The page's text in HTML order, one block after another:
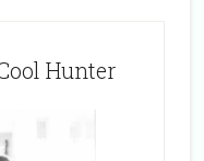
Hunter